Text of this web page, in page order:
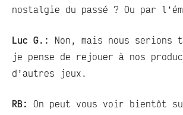
nostalgie du passé ? Ou par
Luc G.: Non, mais nous serions
je pense de rejouer à nos
d’autres jeux.
RB: On peut vous voir bientôt